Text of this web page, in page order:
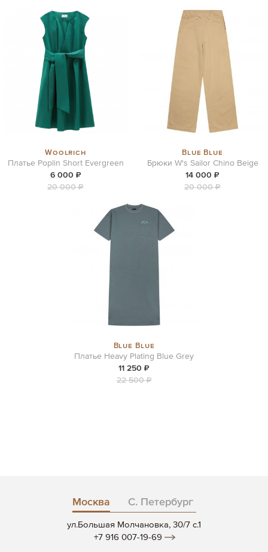
Woolrich
Платье Poplin Short Evergreen
6 000 ₽
20 000 ₽
Blue Blue
Брюки W's Sailor Chino Beige
14 000 ₽
20 000 ₽
Blue Blue
Платье Heavy Plating Blue Grey
11 250 ₽
22 500 ₽
Москва С. Петербург
ул.Большая Молчановка, 30/7 c.1
+7 916 007-19-69